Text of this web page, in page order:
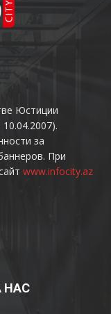
Юстиции
за
При
www.infocity.az
НАС